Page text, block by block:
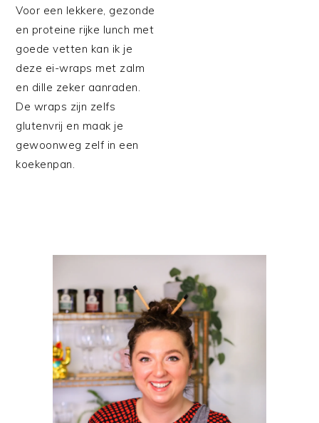
Voor een lekkere, gezonde
en proteine rijke lunch met
goede vetten kan ik je
deze ei-wraps met zalm
en dille zeker aanraden.
De wraps zijn zelfs
glutenvrij en maak je
gewoonweg zelf in een
koekenpan.